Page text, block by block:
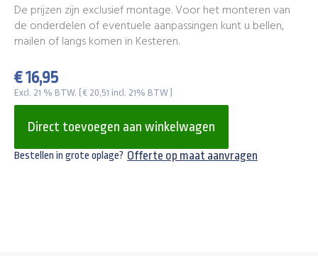
De prijzen zijn exclusief montage. Voor het monteren van
de onderdelen of eventuele aanpassingen kunt u bellen,
mailen of langs komen in Kesteren.
€ 16,95
Excl. 21 % BTW. ( € 20,51 incl. 21% BTW )
Direct toevoegen aan winkelwagen
Bestellen in grote oplage? Offerte op maat aanvragen